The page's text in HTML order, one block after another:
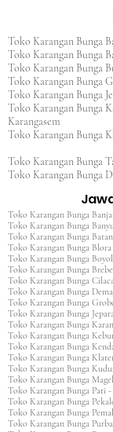
Toko Karangan Bunga
Toko Karangan Bunga
Toko Karangan Bunga
Toko Karangan Bunga
Toko Karangan Bunga
Toko Karangan Bunga
Karangasem
Toko Karangan Bunga
Toko Karangan Bunga
Toko Karangan Bunga
Toko Karangan Bunga
Toko Karangan Bunga
Toko Karangan Bunga
Toko Karangan Bunga
Toko Karangan Bunga
Toko Karangan Bunga
Toko Karangan Bunga
Toko Karangan Bunga
Toko Karangan Bunga
Toko Karangan Bunga
Toko Karangan Bunga
Toko Karangan Bunga
Toko Karangan Bunga
Toko Karangan Bunga
Toko Karangan Bunga
Toko Karangan Bunga
Toko Karangan Bunga Pati
Toko Karangan Bunga
Toko Karangan Bunga
Toko Karangan Bunga